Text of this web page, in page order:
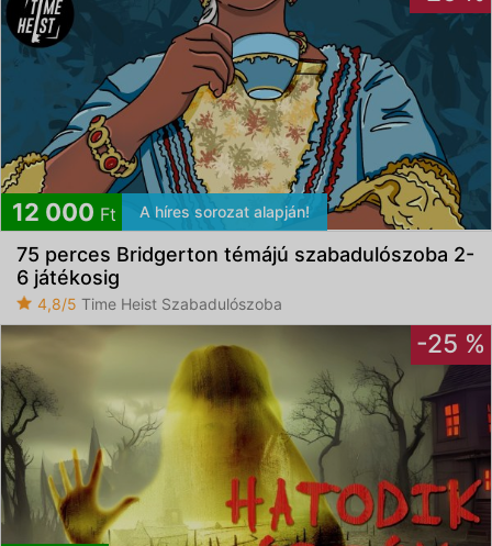
12 000 Ft A híres sorozat alapján!
75 perces Bridgerton témájú szabadulószoba 2-
6 játékosig
4,8/5 Time Heist Szabadulószoba
-25 %